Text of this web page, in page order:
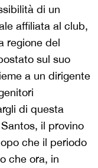
di un
affiliata al club,
regione del
sul suo
a un dirigente
di questa
il provino
che il periodo
che ora, in